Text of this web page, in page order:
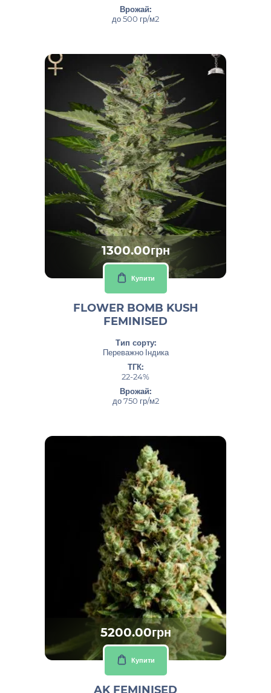
Врожай:
до 500 гр/м2
1300.00грн
Купити
FLOWER BOMB KUSH
FEMINISED
Тип сорту:
Переважно Індика
ТГК:
22-24%
Врожай:
до 750 гр/м2
5200.00грн
Купити
AK FEMINISED